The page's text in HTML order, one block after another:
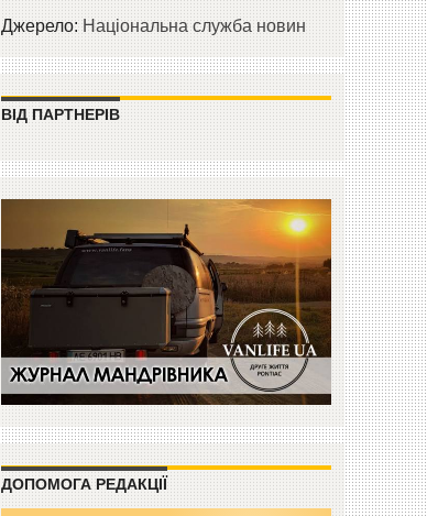
Джерело:Національна служба новин
ВІД ПАРТНЕРІВ
ДОПОМОГА РЕДАКЦІЇ